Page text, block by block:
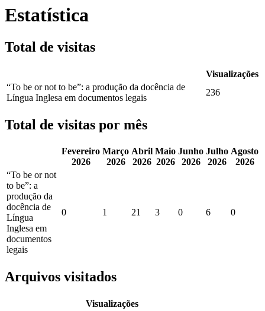
Estatística
Total de visitas
Visualizações
“To be or not to be”: a produção da docência de
Língua Inglesa em documentos legais
236
Total de visitas por mês
Fevereiro
2026
Março
2026
Abril
2026
Maio
2026
Junho
2026
Julho
2026
Agosto
2026
“To be or not
to be”: a
produção da
docência de
Língua
Inglesa em
documentos
legais
0 1 21 3 0 6 0
Arquivos visitados
Visualizações